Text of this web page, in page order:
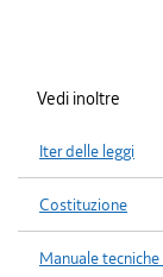
Vedi inoltre
Iter delle leggi
Costituzione
Manuale